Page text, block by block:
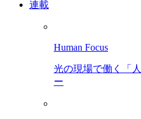
連載
Human Focus
光の現場で働く「
ー